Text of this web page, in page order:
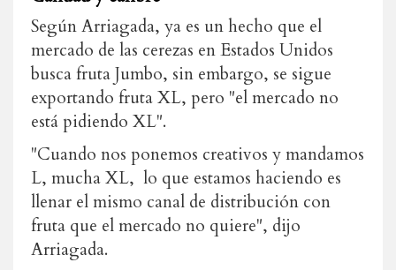
Según Arriagada, ya es un hecho que el
mercado de las cerezas en Estados Unidos
busca fruta Jumbo, sin embargo, se sigue
exportando fruta XL, pero "el mercado no
está pidiendo XL".
"Cuando nos ponemos creativos y mandamos
L, mucha XL, lo que estamos haciendo es
llenar el mismo canal de distribución con
fruta que el mercado no quiere", dijo
Arriagada.